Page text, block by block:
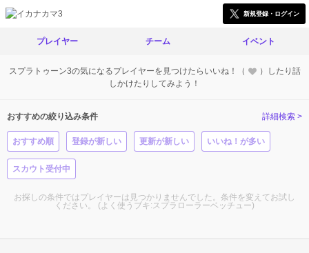
新規登録・ログイン
プレイヤー チーム イベント
スプラトゥーン3の気になるプレイヤーを見つけたらいいね！（
）したり話
しかけたりしてみよう！
おすすめの絞り込み条件
おすすめ順 登録が新しい 更新が新しい いいね！が多い
スカウト受付中
詳細検索 >
お探しの条件ではプレイヤーは見つかりませんでした。条件を変えてお試し
ください。 (よく使うブキ:スプラローラーベッチュー)